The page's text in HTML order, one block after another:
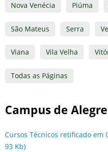
Nova Venécia Piúma
São Mateus Serra
Viana Vila Velha
Todas as Páginas
Campus de Alegre
Cursos Técnicos retificado
93 Kb)